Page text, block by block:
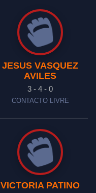
JESUS VASQUEZ
AVILES
3 - 4 - 0
CONTACTO LIVRE
VICTORIA PATINO